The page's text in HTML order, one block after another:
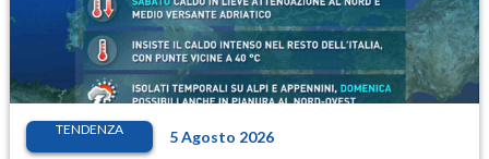
TENDENZA 5 Agosto 2026